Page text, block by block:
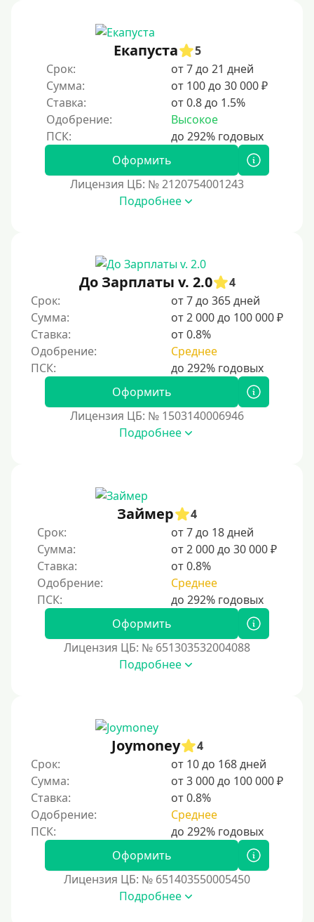
Под ПТС спецтехники
Под ПТС грузового автомобиля
Авто без ПТС
Цель
На Новый Год
Чтобы улучшить кредитную историю, важно
регулярно и своевременно погашать задолженности,
избегать просрочек и контролировать кредитный
рейтинг. Также полезно использовать кредитные
Для закрытия прочих кредитных обязательств
До зарплаты
Для ИП
Для бизнеса
Документы
По водительскому удостоверению
Без СНИЛСа
По паспорту
Без паспорта
По фото
Без подтверждения дохода
Без справок и поручителей
Под 1 %
С пролонгацией (продлением)
Под высокий процент
Без комиссии
В рассрочку
С ежемесячным платежом
Екапуста
5
Срок:
от 7 до 21 дней
Сумма:
от 100 до 30 000 ₽
Ставка:
от 0.8 до 1.5%
Одобрение:
Высокое
Оформить
Лицензия ЦБ: № 2120754001243
Подробнее
До Зарплаты v. 2.0
4
Срок:
от 7 до 365 дней
Сумма:
от 2 000 до 100 000 ₽
Ставка:
от 0.8%
Одобрение:
Среднее
Оформить
Лицензия ЦБ: № 1503140006946
Подробнее
Займер
4
Срок:
от 7 до 18 дней
Сумма:
от 2 000 до 30 000 ₽
Ставка:
от 0.8%
Одобрение:
Среднее
Оформить
Лицензия ЦБ: № 651303532004088
Подробнее
Joymoney
4
Срок:
от 10 до 168 дней
Сумма:
от 3 000 до 100 000 ₽
Ставка:
от 0.8%
Одобрение:
Среднее
Оформить
Лицензия ЦБ: № 651403550005450
Подробнее